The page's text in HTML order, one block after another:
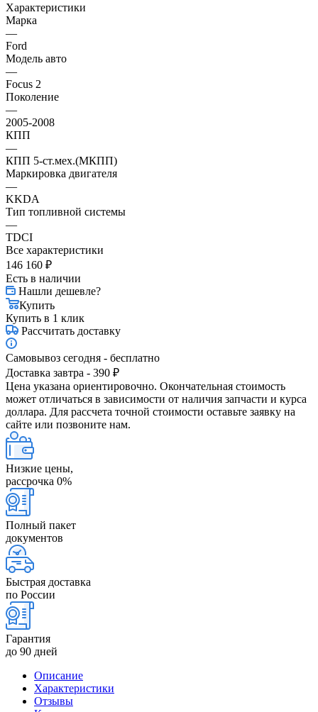
Характеристики
Марка
—
Ford
Модель авто
—
Focus 2
Поколение
—
2005-2008
КПП
—
КПП 5-ст.мех.(МКПП)
Маркировка двигателя
—
KKDA
Тип топливной системы
—
TDCI
Все характеристики
146 160 ₽
Есть в наличии
Нашли дешевле?
Купить
Купить в 1 клик
Рассчитать доставку
Самовывоз сегодня - бесплатно
Доставка завтра - 390 ₽
Цена указана ориентировочно. Окончательная стоимость
может отличаться в зависимости от наличия запчасти и курса
доллара. Для рассчета точной стоимости оставьте заявку на
сайте или позвоните нам.
Низкие цены,
рассрочка 0%
Полный пакет
документов
Быстрая доставка
по России
Гарантия
до 90 дней
Описание
Характеристики
Отзывы